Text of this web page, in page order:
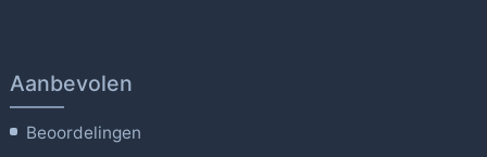
Aanbevolen
Beoordelingen